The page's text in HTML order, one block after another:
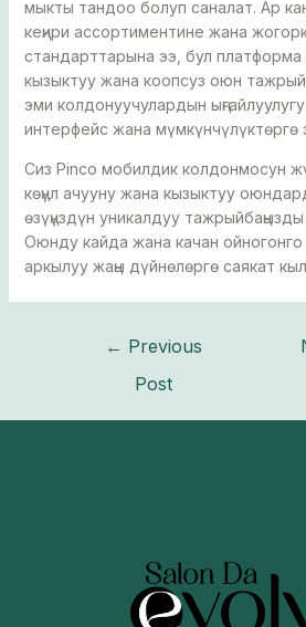
мыкты тандоо болуп саналат. Ар
кеңири ассортиментине жана
стандарттарына ээ, бул платформа
кызыктуу жана коопсуз оюн
эми колдонуучулардын
интерфейс жана мүмкүнчүлүктөргө
Сиз Pinco мобилдик колдонмосун
көңүл ачууну жана кызыктуу
өзүңүздүн уникалдуу
Оюнду кайда жана качан
аркылуу жаңы дүйнөлөргө саякат
← Previous
Post